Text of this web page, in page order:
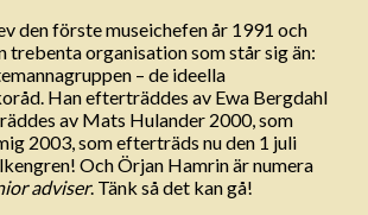
den förste museichefen år 1991 och
trebenta organisation som står sig än:
– de ideella
Han efterträddes av Ewa Bergdahl
av Mats Hulander 2000, som
2003, som efterträds nu den 1 juli
Och Örjan Hamrin är numera
adviser. Tänk så det kan gå!